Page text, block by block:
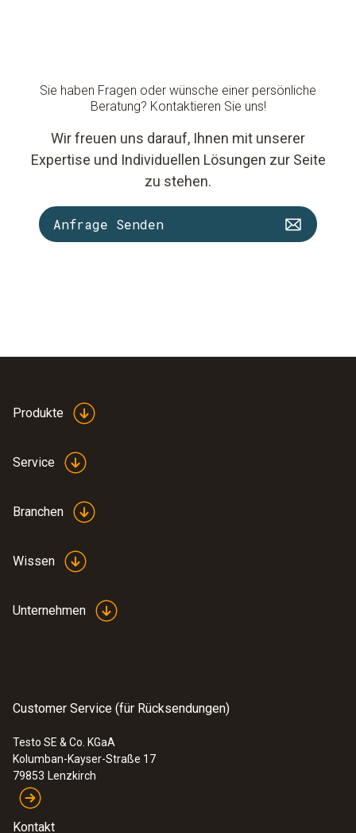
Sie haben Fragen oder wünsche einer persönliche
Beratung? Kontaktieren Sie uns!
Wir freuen uns darauf, Ihnen mit unserer
Expertise und Individuellen Lösungen zur Seite
zu stehen.
Anfrage Senden
Produkte
Service
Branchen
Wissen
Unternehmen
Customer Service (für Rücksendungen)
Testo SE & Co. KGaA
Kolumban-Kayser-Straße 17
79853 Lenzkirch
Kontakt